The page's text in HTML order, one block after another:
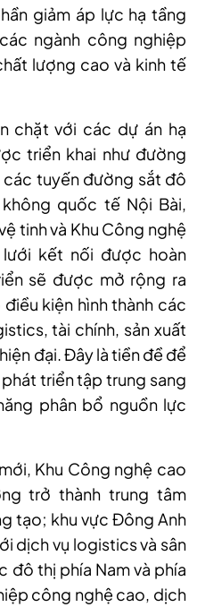
giảm áp lực hạ tầng
ngành công nghiệp
lượng cao và kinh tế
chặt với các dự án hạ
triển khai như đường
các tuyến đường sắt đô
quốc tế Nội Bài,
tinh và Khu Công nghệ
kết nối được hoàn
sẽ được mở rộng ra
kiện hình thành các
tài chính, sản xuất
đại. Đây là tiền đề để
triển tập trung sang
phân bổ nguồn lực
Khu Công nghệ cao
trở thành trung tâm
tạo; khu vực Đông Anh
dịch vụ logistics và sân
thị phía Nam và phía
công nghệ cao, dịch